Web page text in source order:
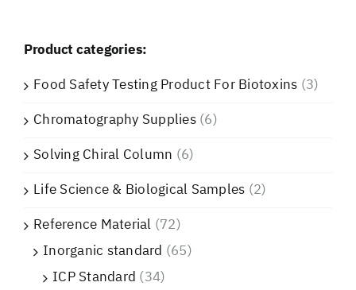
Product categories:
Food Safety Testing Product For Biotoxins (3)
Chromatography Supplies(6)
Solving Chiral Column (6)
Life Science & Biological Samples (2)
Reference Material (72)
Inorganic standard (65)
ICP Standard (34)